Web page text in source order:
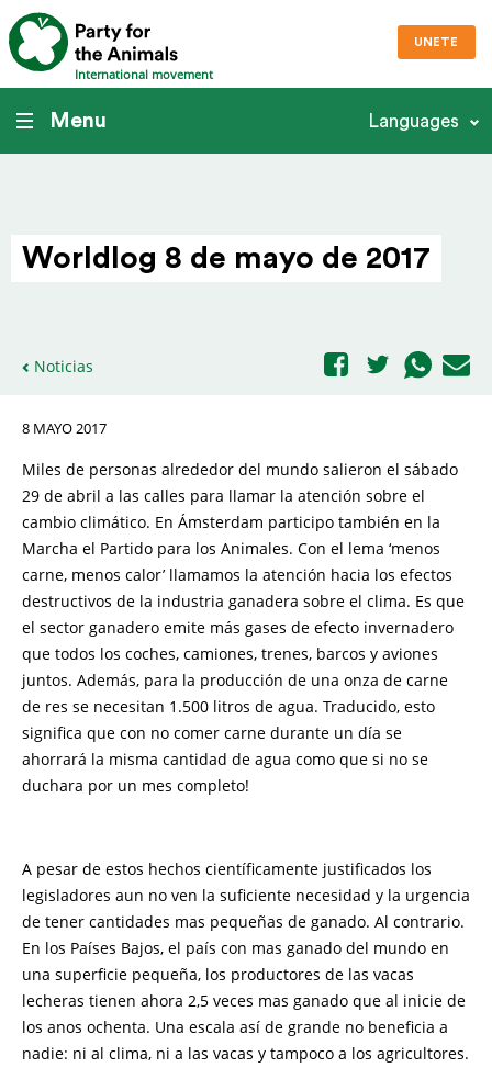
International movement
UNETE
Menu Languages
Worldlog 8 de mayo de 2017
Noticias
8 MAYO 2017
Miles de personas alrededor del mundo salieron el sábado
29 de abril a las calles para llamar la atención sobre el
cambio climático. En Ámsterdam participo también en la
Marcha el Partido para los Animales. Con el lema ‘menos
carne, menos calor’ llamamos la atención hacia los efectos
destructivos de la industria ganadera sobre el clima. Es que
el sector ganadero emite más gases de efecto invernadero
que todos los coches, camiones, trenes, barcos y aviones
juntos. Además, para la producción de una onza de carne
de res se necesitan 1.500 litros de agua. Traducido, esto
significa que con no comer carne durante un día se
ahorrará la misma cantidad de agua como que si no se
duchara por un mes completo!
A pesar de estos hechos científicamente justificados los
legisladores aun no ven la suficiente necesidad y la urgencia
de tener cantidades mas pequeñas de ganado. Al contrario.
En los Países Bajos, el país con mas ganado del mundo en
una superficie pequeña, los productores de las vacas
lecheras tienen ahora 2,5 veces mas ganado que al inicie de
los anos ochenta. Una escala así de grande no beneficia a
nadie: ni al clima, ni a las vacas y tampoco a los agricultores.